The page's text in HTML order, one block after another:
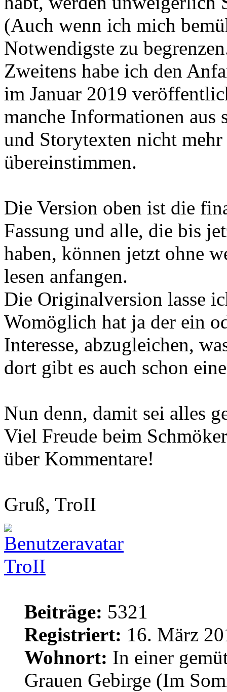
(Auch wenn ich mich
Notwendigste zu
Zweitens habe ich den
im Januar 2019
manche Informationen aus
und Storytexten nicht
übereinstimmen.
Die Version oben ist die
Fassung und alle, die bis
haben, können jetzt ohne
lesen anfangen.
Die Originalversion lasse
Womöglich hat ja der ein
Interesse, abzugleichen,
dort gibt es auch schon
Nun denn, damit sei alles
Viel Freude beim
über Kommentare!
Gruß, TroII
TroII
Beiträge: 5321
Registriert: 16. März
Wohnort: In einer
Grauen Gebirge (Im